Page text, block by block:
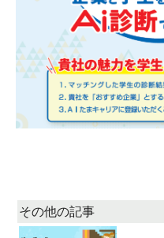
その他の記事